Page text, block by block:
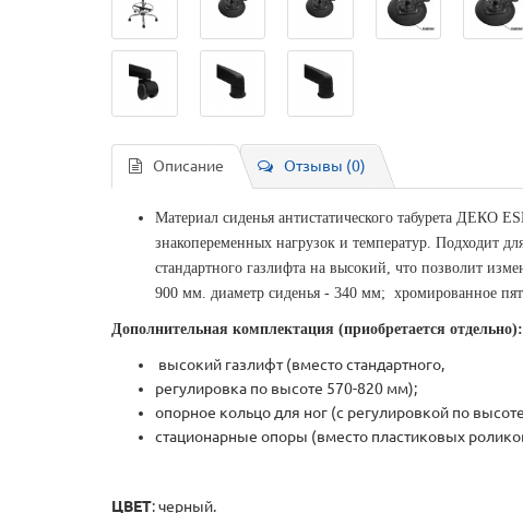
Описание Отзывы (0)
Материал сиденья антистатического табурета ДЕКО
знакопеременных нагрузок и температур. Подходит
стандартного газлифта на высокий, что позволит
900 мм. диаметр сиденья - 340 мм; хромированное
Дополнительная комплектация (приобретается отдельно):
высокий газлифт (вместо стандартного,
регулировка по высоте 570-820 мм);
опорное кольцо для ног (с регулировкой по
стационарные опоры (вместо пластиковых
ЦВЕТ: черный.